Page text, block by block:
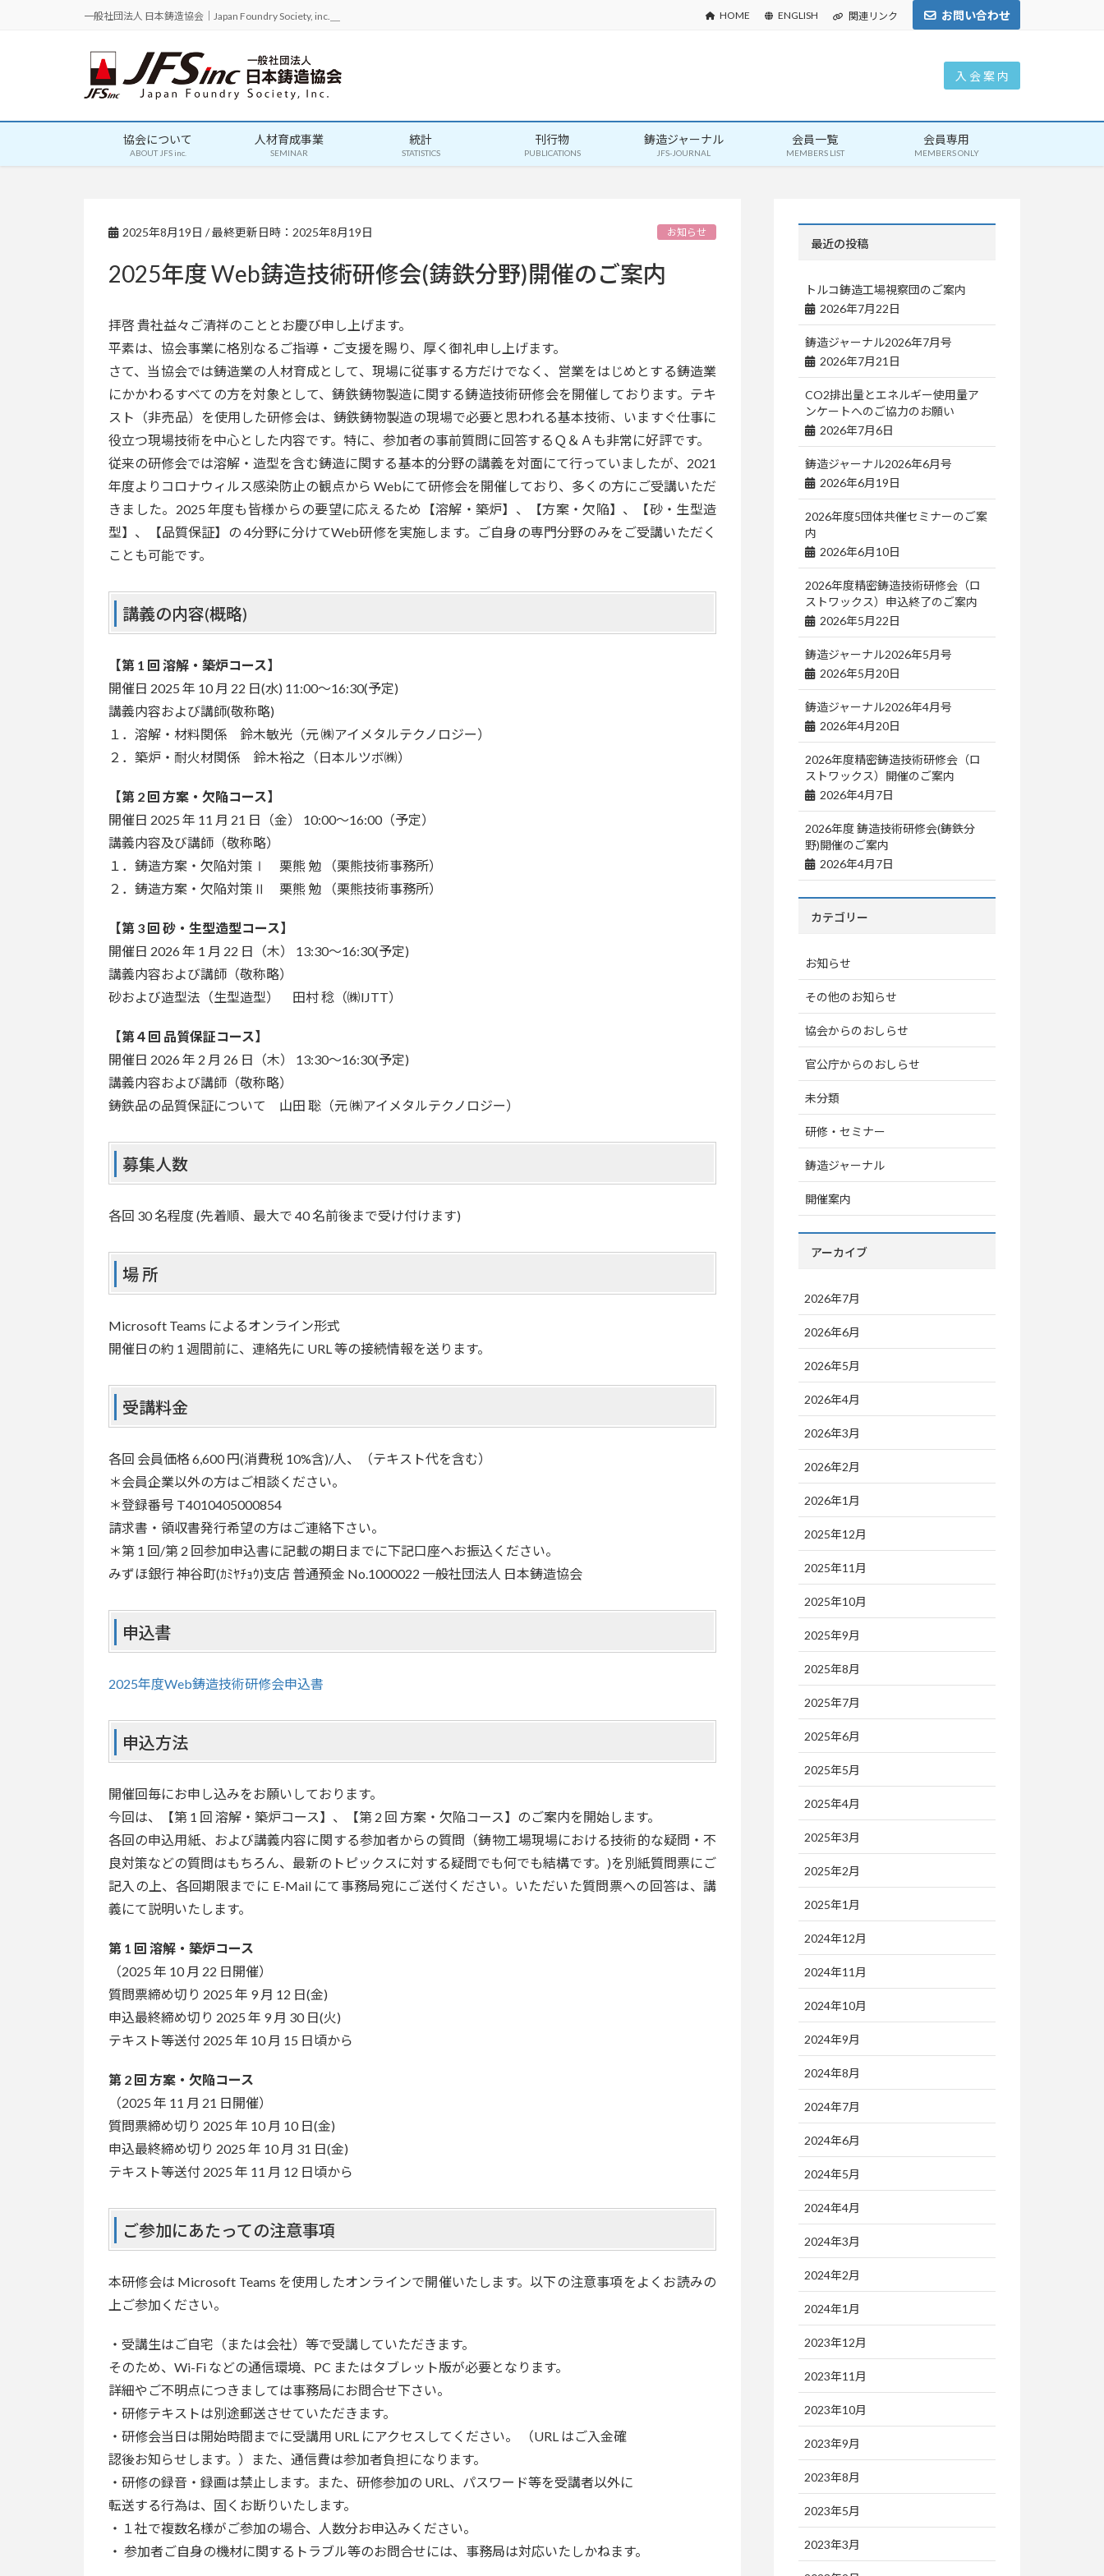
一般社団法人 日本鋳造協会｜Japan Foundry Society, inc.＿ HOME ENGLISH 関連リンク お問い合わせ
入 会 案 内
協会について
ABOUT JFS inc.
人材育成事業
SEMINAR
統計
STATISTICS
刊行物
PUBLICATIONS
鋳造ジャーナル
JFS-JOURNAL
会員一覧
MEMBERS LIST
会員専用
MEMBERS ONLY
2025年8月19日 / 最終更新日時： 2025年8月19日 お知らせ
2025年度 Web鋳造技術研修会(鋳鉄分野)開催のご案内
拝啓 貴社益々ご清祥のこととお慶び申し上げます。
平素は、協会事業に格別なるご指導・ご支援を賜り、厚く御礼申し上げます。
さて、当協会では鋳造業の人材育成として、現場に従事する方だけでなく、営業をはじめとする鋳造業
にかかわるすべての方を対象として、鋳鉄鋳物製造に関する鋳造技術研修会を開催しております。テキ
スト（非売品）を使用した研修会は、鋳鉄鋳物製造の現場で必要と思われる基本技術、いますぐ仕事に
役立つ現場技術を中心とした内容です。特に、参加者の事前質問に回答するＱ＆Ａも非常に好評です。
従来の研修会では溶解・造型を含む鋳造に関する基本的分野の講義を対面にて行っていましたが、2021
年度よりコロナウィルス感染防止の観点から Webにて研修会を開催しており、多くの方にご受講いただ
きました。2025 年度も皆様からの要望に応えるため【溶解・築炉】、【方案・欠陥】、【砂・生型造
型】、【品質保証】の 4分野に分けてWeb研修を実施します。ご自身の専門分野のみをご受講いただく
ことも可能です。
講義の内容(概略)
【第 1 回 溶解・築炉コース】
開催日 2025 年 10 月 22 日(水) 11:00～16:30(予定)
講義内容および講師(敬称略)
１．溶解・材料関係 鈴木敏光（元 ㈱アイメタルテクノロジー）
２．築炉・耐火材関係 鈴木裕之（日本ルツボ㈱）
【第 2 回 方案・欠陥コース】
開催日 2025 年 11 月 21 日（金） 10:00～16:00（予定）
講義内容及び講師（敬称略）
１．鋳造方案・欠陥対策Ⅰ 栗熊 勉 （栗熊技術事務所）
２．鋳造方案・欠陥対策Ⅱ 栗熊 勉 （栗熊技術事務所）
【第 3 回 砂・生型造型コース】
開催日 2026 年 1 月 22 日（木） 13:30～16:30(予定)
講義内容および講師（敬称略）
砂および造型法（生型造型） 田村 稔（㈱IJTT）
【第４回 品質保証コース】
開催日 2026 年 2 月 26 日（木） 13:30～16:30(予定)
講義内容および講師（敬称略）
鋳鉄品の品質保証について 山田 聡（元 ㈱アイメタルテクノロジー）
募集人数
各回 30 名程度 (先着順、最大で 40 名前後まで受け付けます)
場 所
Microsoft Teams によるオンライン形式
開催日の約 1 週間前に、連絡先に URL 等の接続情報を送ります。
受講料金
各回 会員価格 6,600 円(消費税 10%含)/人、（テキスト代を含む）
＊会員企業以外の方はご相談ください。
＊登録番号 T4010405000854
請求書・領収書発行希望の方はご連絡下さい。
＊第 1 回/第 2 回参加申込書に記載の期日までに下記口座へお振込ください。
みずほ銀行 神谷町(ｶﾐﾔﾁｮｳ)支店 普通預金 No.1000022 一般社団法人 日本鋳造協会
申込書
2025年度Web鋳造技術研修会申込書
申込方法
開催回毎にお申し込みをお願いしております。
今回は、【第 1 回 溶解・築炉コース】、【第 2 回 方案・欠陥コース】のご案内を開始します。
各回の申込用紙、および講義内容に関する参加者からの質問（鋳物工場現場における技術的な疑問・不
良対策などの質問はもちろん、最新のトピックスに対する疑問でも何でも結構です。)を別紙質問票にご
記入の上、各回期限までに E-Mail にて事務局宛にご送付ください。いただいた質問票への回答は、講
義にて説明いたします。
第 1 回 溶解・築炉コース
（2025 年 10 月 22 日開催）
質問票締め切り 2025 年 9 月 12 日(金)
申込最終締め切り 2025 年 9 月 30 日(火)
テキスト等送付 2025 年 10 月 15 日頃から
第 2 回 方案・欠陥コース
（2025 年 11 月 21 日開催）
質問票締め切り 2025 年 10 月 10 日(金)
申込最終締め切り 2025 年 10 月 31 日(金)
テキスト等送付 2025 年 11 月 12 日頃から
ご参加にあたっての注意事項
本研修会は Microsoft Teams を使用したオンラインで開催いたします。以下の注意事項をよくお読みの
上ご参加ください。
・受講生はご自宅（または会社）等で受講していただきます。
そのため、Wi-Fi などの通信環境、PC またはタブレット版が必要となります。
詳細やご不明点につきましては事務局にお問合せ下さい。
・研修テキストは別途郵送させていただきます。
・研修会当日は開始時間までに受講用 URL にアクセスしてください。 （URL はご入金確
認後お知らせします。）また、通信費は参加者負担になります。
・研修の録音・録画は禁止します。また、研修参加の URL、パスワード等を受講者以外に
転送する行為は、固くお断りいたします。
・１社で複数名様がご参加の場合、人数分お申込みください。
・ 参加者ご自身の機材に関するトラブル等のお問合せには、事務局は対応いたしかねます。
最近の投稿
トルコ鋳造工場視察団のご案内
2026年7月22日
鋳造ジャーナル2026年7月号
2026年7月21日
CO2排出量とエネルギー使用量ア
ンケートへのご協力のお願い
2026年7月6日
鋳造ジャーナル2026年6月号
2026年6月19日
2026年度5団体共催セミナーのご案
内
2026年6月10日
2026年度精密鋳造技術研修会（ロ
ストワックス）申込終了のご案内
2026年5月22日
鋳造ジャーナル2026年5月号
2026年5月20日
鋳造ジャーナル2026年4月号
2026年4月20日
2026年度精密鋳造技術研修会（ロ
ストワックス）開催のご案内
2026年4月7日
2026年度 鋳造技術研修会(鋳鉄分
野)開催のご案内
2026年4月7日
カテゴリー
お知らせ
その他のお知らせ
協会からのおしらせ
官公庁からのおしらせ
未分類
研修・セミナー
鋳造ジャーナル
開催案内
アーカイブ
2026年7月
2026年6月
2026年5月
2026年4月
2026年3月
2026年2月
2026年1月
2025年12月
2025年11月
2025年10月
2025年9月
2025年8月
2025年7月
2025年6月
2025年5月
2025年4月
2025年3月
2025年2月
2025年1月
2024年12月
2024年11月
2024年10月
2024年9月
2024年8月
2024年7月
2024年6月
2024年5月
2024年4月
2024年3月
2024年2月
2024年1月
2023年12月
2023年11月
2023年10月
2023年9月
2023年8月
2023年5月
2023年3月